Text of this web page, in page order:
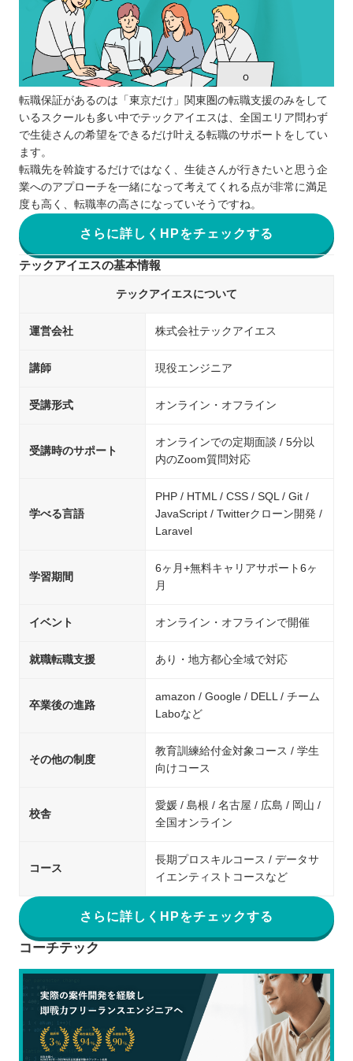
転職保証があるのは「東京だけ」関東圏の転職支援のみをして
いるスクールも多い中でテックアイエスは、全国エリア問わず
で生徒さんの希望をできるだけ叶える転職のサポートをしてい
ます。
転職先を斡旋するだけではなく、生徒さんが行きたいと思う企
業へのアプローチを一緒になって考えてくれる点が非常に満足
度も高く、転職率の高さになっていそうですね。
さらに詳しくHPをチェックする
テックアイエスの基本情報
テックアイエスについて
運営会社 株式会社テックアイエス
講師 現役エンジニア
受講形式 オンライン・オフライン
受講時のサポート
オンラインでの定期面談 / 5分以
内のZoom質問対応
学べる言語
PHP / HTML / CSS / SQL / Git /
JavaScript / Twitterクローン開発 /
Laravel
学習期間
6ヶ月+無料キャリアサポート6ヶ
月
イベント オンライン・オフラインで開催
就職転職支援 あり・地方都心全域で対応
卒業後の進路
amazon / Google / DELL / チーム
Laboなど
その他の制度
教育訓練給付金対象コース / 学生
向けコース
校舎
愛媛 / 島根 / 名古屋 / 広島 / 岡山 /
全国オンライン
コース
長期プロスキルコース / データサ
イエンティストコースなど
さらに詳しくHPをチェックする
コーチテック